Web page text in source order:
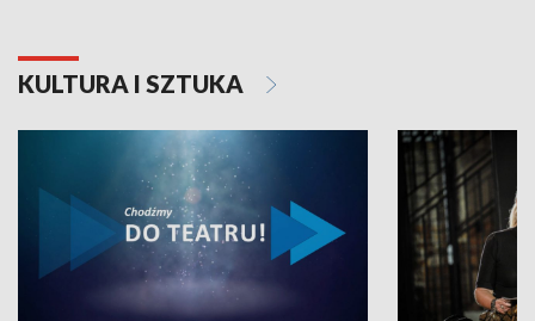
KULTURA I SZTUKA